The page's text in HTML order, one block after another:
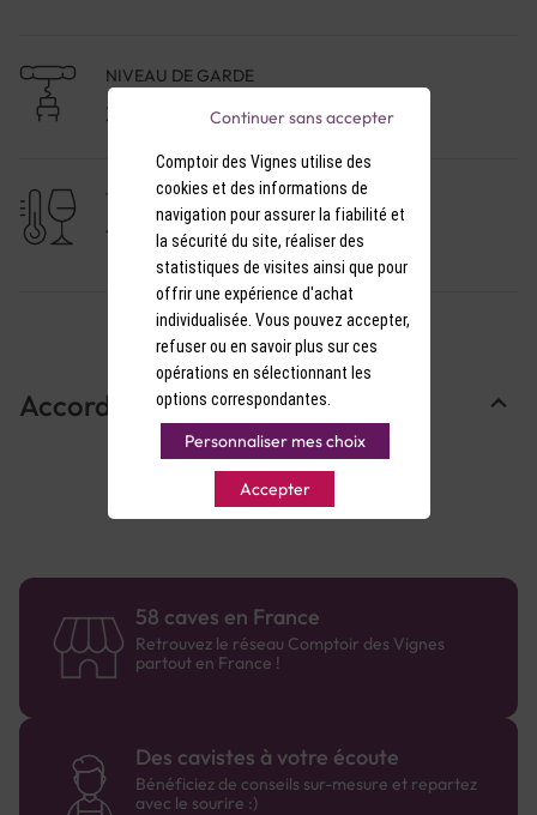
NIVEAU DE GARDE
3 à 5 ans
TEMPÉRATURE DE SERVICE
15-16°C
Accords Mets & Vins
58 caves en France
Retrouvez le réseau Comptoir des Vignes
partout en France !
Des cavistes à votre écoute
Bénéficiez de conseils sur-mesure et repartez
avec le sourire :)
Comptoir des Vignes utilise des
cookies et des informations de
navigation pour assurer la fiabilité et
la sécurité du site, réaliser des
statistiques de visites ainsi que pour
offrir une expérience d'achat
individualisée. Vous pouvez accepter,
refuser ou en savoir plus sur ces
opérations en sélectionnant les
options correspondantes.
Personnaliser mes choix
Accepter
Continuer sans accepter